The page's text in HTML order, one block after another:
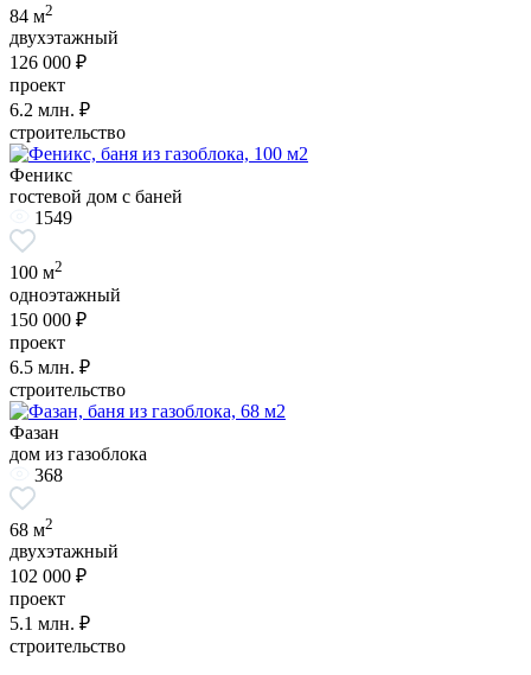
84 м2
двухэтажный
126 000 ₽
проект
6.2 млн. ₽
строительство
Феникс
гостевой дом с баней
1549
100 м2
одноэтажный
150 000 ₽
проект
6.5 млн. ₽
строительство
Фазан
дом из газоблока
368
68 м2
двухэтажный
102 000 ₽
проект
5.1 млн. ₽
строительство